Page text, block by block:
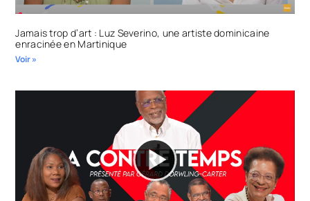
Jamais trop d’art : Luz Severino, une artiste dominicaine
enracinée en Martinique
Voir »